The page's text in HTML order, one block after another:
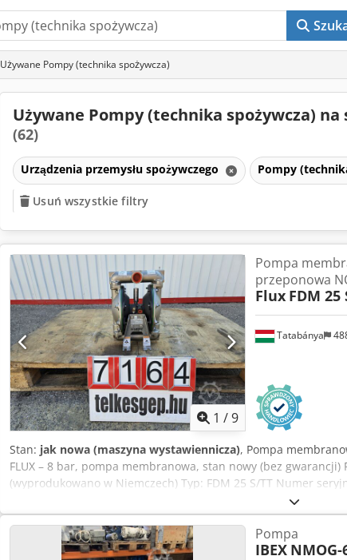
Używane Pompy (technika spożywcza)
Używane Pompy (technika spożywcza) na
(62)
Urządzenia przemysłu spożywczego Pompy
Usuń wszystkie filtry
1 /9
Tatabánya
Pompa
przeponowa
Flux FDM 25
Stan: jak nowa (maszyna wystawiennicza), Pompa
FLUX – 8 bar, pompa membranowa, stan nowy (bez gwarancji)
(wyprodukowano w Niemczech) Typ: FDM 25 S/TT Numer
Amzerf Maksymalna wydajność: 150–175 l/min Maksymalne
obudowy: Stal nierdzewna (S) Materiał membrany / uszczelki:
Pompa
IBEX NMOG-